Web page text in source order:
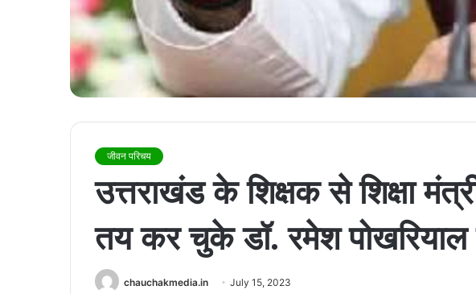
जीवन परिचय
उत्तराखंड के शिक्षक से शिक्षा
तय कर चुके डॉ. रमेश
chauchakmedia.in July 15, 2023